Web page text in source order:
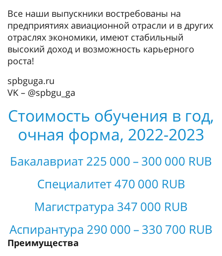
Все наши выпускники востребованы на
предприятиях авиационной отрасли и в других
отраслях экономики, имеют стабильный
высокий доход и возможность карьерного
роста!
spbguga.ru
VK – @spbgu_ga
Стоимость обучения в год,
очная форма, 2022-2023
Бакалавриат 225 000 – 300 000 RUB
Специалитет 470 000 RUB
Магистратура 347 000 RUB
Аспирантура 290 000 – 330 700 RUB
Преимущества